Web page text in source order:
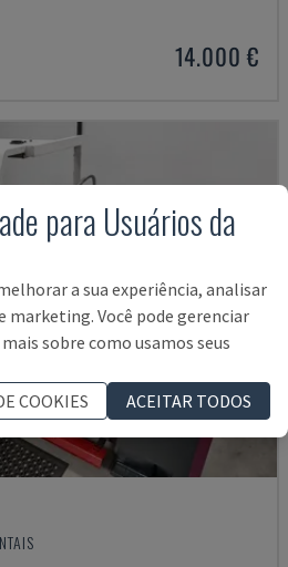
14.000 €
para Usuários da
a sua experiência, analisar
marketing. Você pode gerenciar
sobre como usamos seus
COOKIES
ACEITAR TODOS